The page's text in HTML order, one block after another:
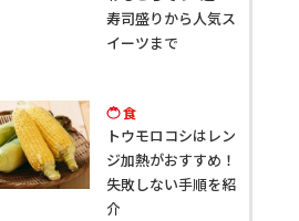
寿司盛りから人気ス
イーツまで
食
トウモロコシはレン
ジ加熱がおすすめ！
失敗しない手順を紹
介